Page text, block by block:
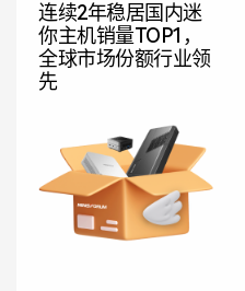
连续2年稳居国内迷
你主机销量TOP1，
全球市场份额行业领
先